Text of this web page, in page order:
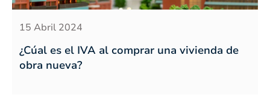
15 Abril 2024
¿Cúal es el IVA al comprar una vivienda de
obra nueva?